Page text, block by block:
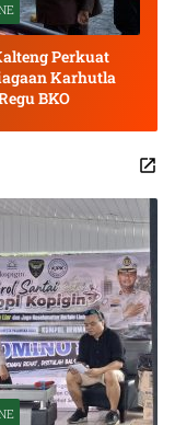
Perkuat
Karhutla
BKO